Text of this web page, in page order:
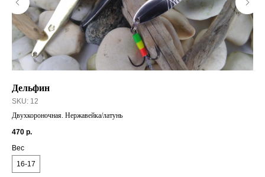
Дельфин
SKU: 12
Двухкороночная. Нержавейка/латунь
470 р.
Вес
16-17